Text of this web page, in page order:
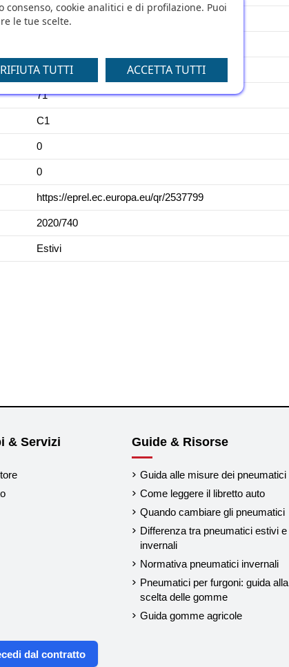
YES
C
71
C1
0
0
https://eprel.ec.europa.eu/qr/2537799
2020/740
Estivi
& Servizi Guide & Risorse
Guida alle misure dei pneumatici
Come leggere il libretto auto
Quando cambiare gli pneumatici
Differenza tra pneumatici estivi e
invernali
Normativa pneumatici invernali
Pneumatici per furgoni: guida alla
scelta delle gomme
Guida gomme agricole
consenso, cookie analitici e di profilazione. Puoi
le tue scelte.
RIFIUTA TUTTI ACCETTA TUTTI
dal contratto